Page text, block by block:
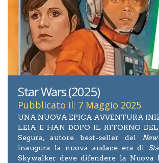
Star Wars (2025)
Pubblicato il: 7 Maggio 2025
UNA NUOVA EPICA AVVENTURA
LEIA E HAN DOPO IL RITORNO
Segura, autore best-seller del
inaugura la nuova audace era di
Skywalker deve difendere la Nuova